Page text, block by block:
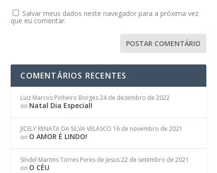
Salvar meus dados neste navegador para a próxima vez
que eu comentar.
COMENTÁRIOS RECENTES
Luiz Marcos Pinheiro Borges 24 de dezembro de 2022
on Natal Dia Especial!
JICELY RENATA DA SILVA VELASCO 16 de novembro de 2021
on O AMOR É LINDO!
Síndel Martins Torres Peres de Jesus 22 de setembro de 2021
on O CÉU